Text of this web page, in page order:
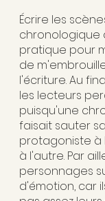
Écrire les
chronologique
pratique pour
de
l'écriture. Au
les lecteurs
puisqu'une
faisait sauter
protagoniste à
à l'autre. Par
personnages
d'émotion, car